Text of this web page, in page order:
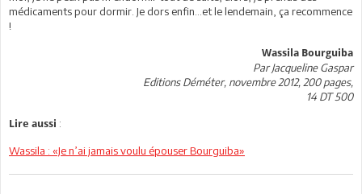
médicaments pour dormir. Je dors enfin…et le lendemain, ça recommence
!
Wassila Bourguiba
Par Jacqueline Gaspar
Editions Déméter, novembre 2012, 200 pages,
14 DT 500
Lire aussi :
Wassila : «Je n’ai jamais voulu épouser Bourguiba»